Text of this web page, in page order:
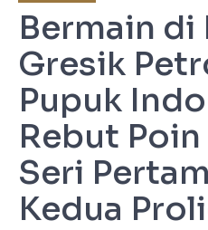
Bermain di
Gresik
Pupuk
Rebut
Seri
Kedua